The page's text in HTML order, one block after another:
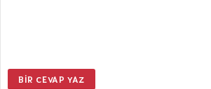
BIR CEVAP YAZ